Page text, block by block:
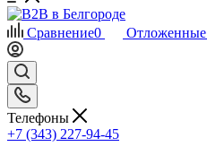
Сравнение0 Отложенные
Телефоны
+7 (343) 227-94-45